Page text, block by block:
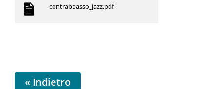
contrabbasso_jazz.pdf
« Indietro